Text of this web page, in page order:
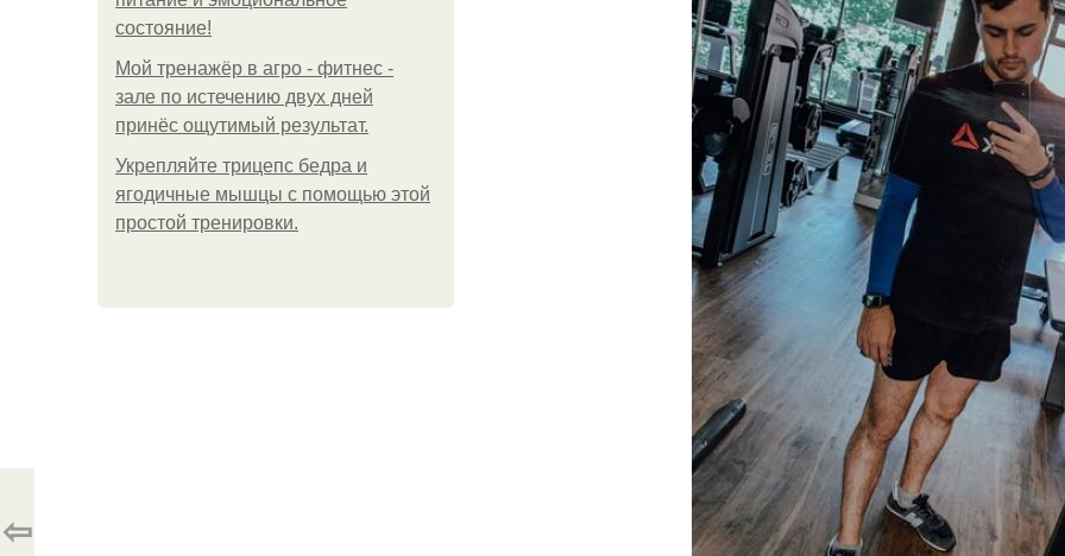
состояние!
Мой тренажёр в агро - фитнес -
зале по истечению двух дней
принёс ощутимый результат.
Укрепляйте трицепс бедра и
ягодичные мышцы с помощью этой
простой тренировки.
⇦